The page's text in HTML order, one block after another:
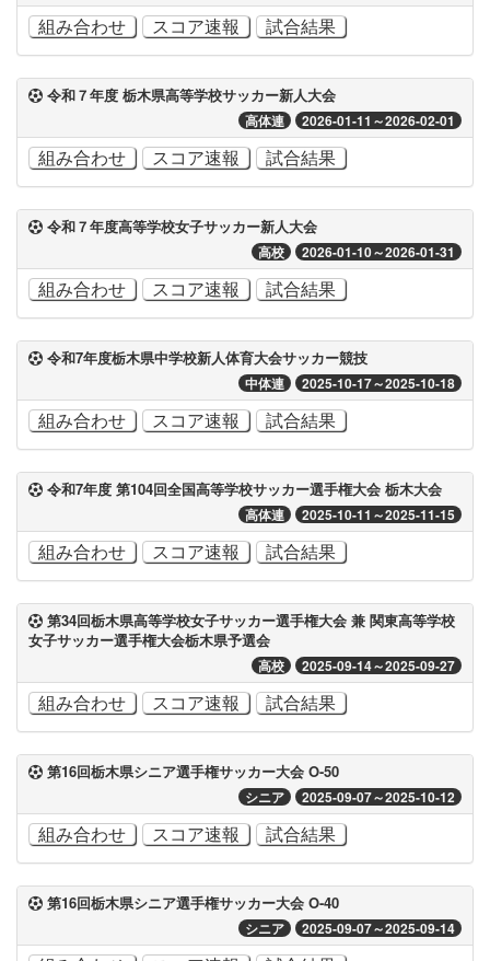
組み合わせ スコア速報 試合結果
令和７年度 栃木県高等学校サッカー新人大会
高体連 2026-01-11～2026-02-01
組み合わせ スコア速報 試合結果
令和７年度高等学校女子サッカー新人大会
高校 2026-01-10～2026-01-31
組み合わせ スコア速報 試合結果
令和7年度栃木県中学校新人体育大会サッカー競技
中体連 2025-10-17～2025-10-18
組み合わせ スコア速報 試合結果
令和7年度 第104回全国高等学校サッカー選手権大会 栃木大会
高体連 2025-10-11～2025-11-15
組み合わせ スコア速報 試合結果
第34回栃木県高等学校女子サッカー選手権大会 兼 関東高等学校
女子サッカー選手権大会栃木県予選会
高校 2025-09-14～2025-09-27
組み合わせ スコア速報 試合結果
第16回栃木県シニア選手権サッカー大会 O-50
シニア 2025-09-07～2025-10-12
組み合わせ スコア速報 試合結果
第16回栃木県シニア選手権サッカー大会 O-40
シニア 2025-09-07～2025-09-14